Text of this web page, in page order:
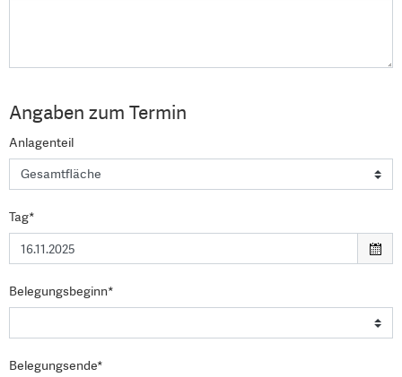
Angaben zum Termin
Anlagenteil
Tag*
Belegungsbeginn*
Belegungsende*